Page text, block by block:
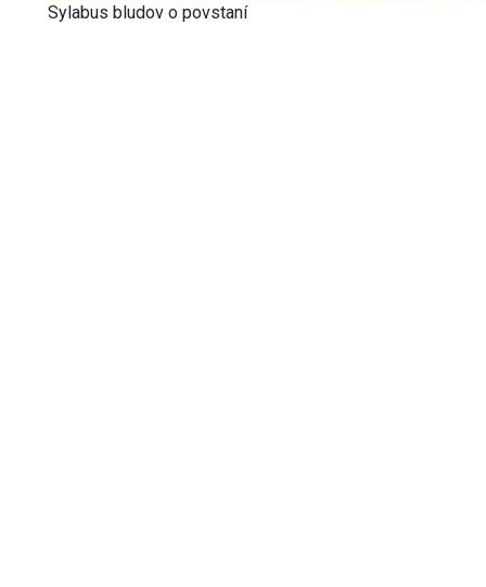
Sylabus bludov o povstaní